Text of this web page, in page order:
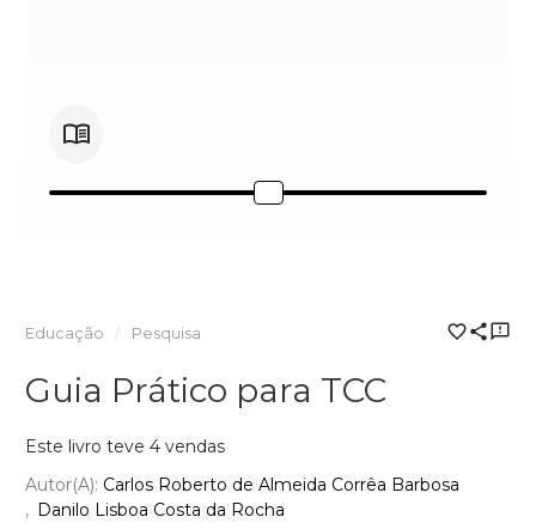
Educação Pesquisa
Guia Prático para TCC
Este livro teve 4 vendas
Autor(a): Carlos Roberto de Almeida Corrêa Barbosa
Danilo Lisboa Costa da Rocha